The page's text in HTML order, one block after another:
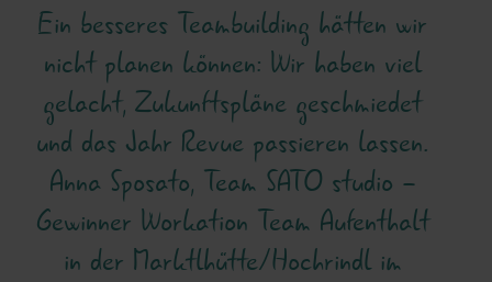
Ein besseres Teambuilding hätten wir
nicht planen können: Wir haben viel
gelacht, Zukunftspläne geschmiedet
und das Jahr Revue passieren lassen.
Anna Sposato, Team SATO studio -
Gewinner Workation Team Aufenthalt
in der Marktlhütte/Hochrindl im